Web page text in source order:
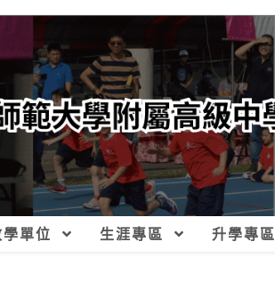
單位 生涯專區 升學專區